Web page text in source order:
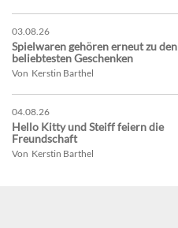
03.08.26
Spielwaren gehören erneut zu den
beliebtesten Geschenken
Von Kerstin Barthel
04.08.26
Hello Kitty und Steiff feiern die
Freundschaft
Von Kerstin Barthel